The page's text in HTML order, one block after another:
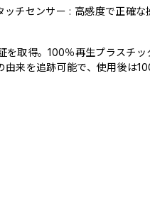
ッチセンサー : 高感度で正確な
取得。100％再生プラスチ
来を追跡可能で、使用後は